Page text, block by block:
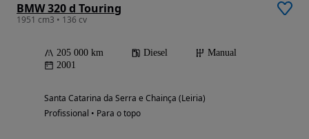
BMW 320 d Touring
1951 cm3 • 136 cv
205 000 km Diesel
Manual
2001
Santa Catarina da Serra e Chainça (Leiria)
Profissional • Para o topo